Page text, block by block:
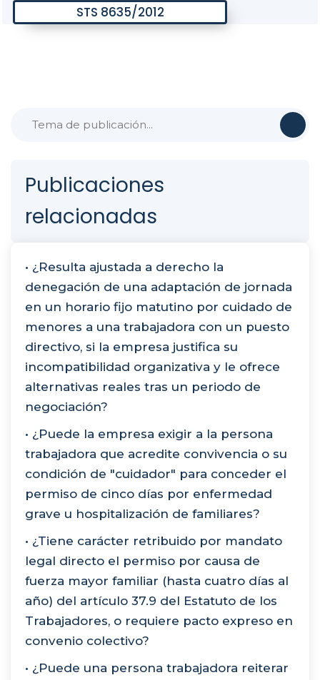
Publicaciones
relacionadas
• ¿Resulta ajustada a derecho la
denegación de una adaptación de jornada
en un horario fijo matutino por cuidado de
menores a una trabajadora con un puesto
directivo, si la empresa justifica su
incompatibilidad organizativa y le ofrece
alternativas reales tras un periodo de
negociación?
• ¿Puede la empresa exigir a la persona
trabajadora que acredite convivencia o su
condición de "cuidador" para conceder el
permiso de cinco días por enfermedad
grave u hospitalización de familiares?
• ¿Tiene carácter retribuido por mandato
legal directo el permiso por causa de
fuerza mayor familiar (hasta cuatro días al
año) del artículo 37.9 del Estatuto de los
Trabajadores, o requiere pacto expreso en
convenio colectivo?
• ¿Puede una persona trabajadora reiterar